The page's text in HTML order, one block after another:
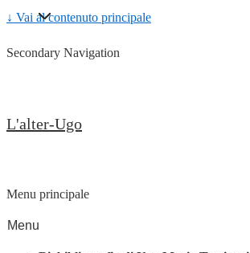
↓ Vai al contenuto principale
Secondary Navigation
L'alter-Ugo
Menu principale
Menu